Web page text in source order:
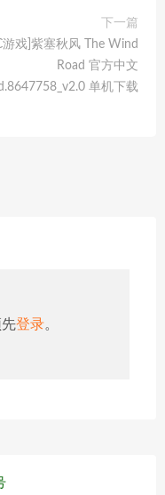
下一篇
游戏]紫塞秋风 The Wind
Road 官方中文
单机下载
登录。